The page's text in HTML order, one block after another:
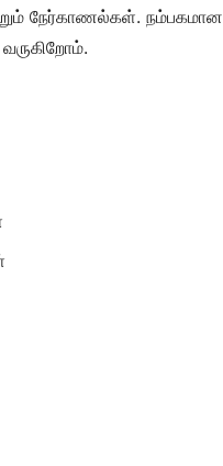
நேர்காணல்கள். நம்பகமான